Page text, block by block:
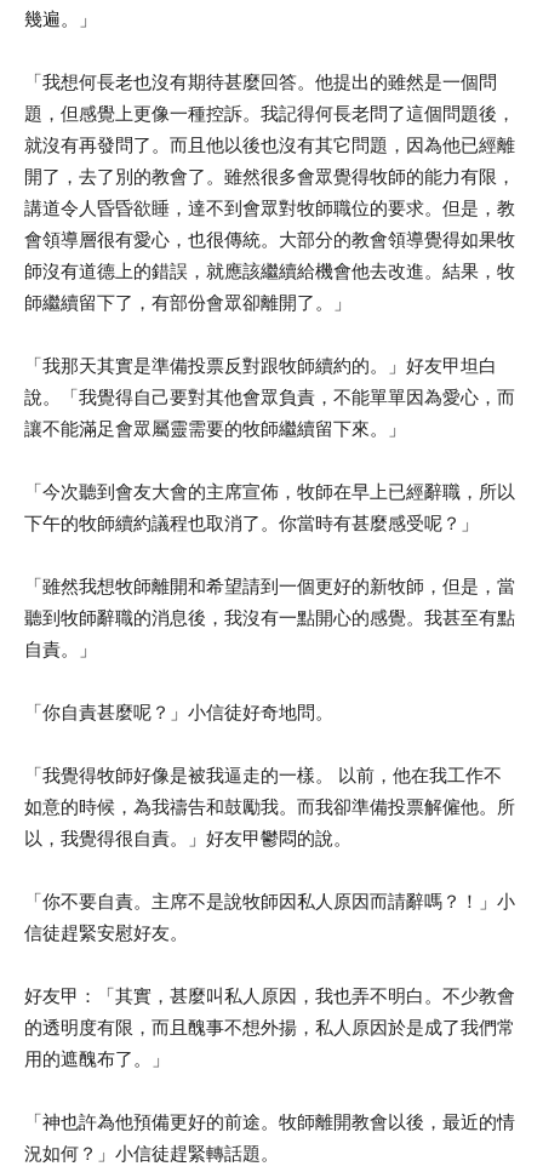
幾遍。」
「我想何長老也沒有期待甚麼回答。他提出的雖然是一個問
題，但感覺上更像一種控訴。我記得何長老問了這個問題後，
就沒有再發問了。而且他以後也沒有其它問題，因為他已經離
開了，去了別的教會了。雖然很多會眾覺得牧師的能力有限，
講道令人昏昏欲睡，達不到會眾對牧師職位的要求。但是，教
會領導層很有愛心，也很傳統。大部分的教會領導覺得如果牧
師沒有道德上的錯誤，就應該繼續給機會他去改進。結果，牧
師繼續留下了，有部份會眾卻離開了。」
「我那天其實是準備投票反對跟牧師續約的。」好友甲坦白
說。「我覺得自己要對其他會眾負責，不能單單因為愛心，而
讓不能滿足會眾屬靈需要的牧師繼續留下來。」
「今次聽到會友大會的主席宣佈，牧師在早上已經辭職，所以
下午的牧師續約議程也取消了。你當時有甚麼感受呢？」
「雖然我想牧師離開和希望請到一個更好的新牧師，但是，當
聽到牧師辭職的消息後，我沒有一點開心的感覺。我甚至有點
自責。」
「你自責甚麼呢？」小信徒好奇地問。
「我覺得牧師好像是被我逼走的一樣。 以前，他在我工作不
如意的時候，為我禱告和鼓勵我。而我卻準備投票解僱他。所
以，我覺得很自責。」好友甲鬱悶的說。
「你不要自責。主席不是說牧師因私人原因而請辭嗎？！」小
信徒趕緊安慰好友。
好友甲：「其實，甚麼叫私人原因，我也弄不明白。不少教會
的透明度有限，而且醜事不想外揚，私人原因於是成了我們常
用的遮醜布了。」
「神也許為他預備更好的前途。牧師離開教會以後，最近的情
況如何？」小信徒趕緊轉話題。